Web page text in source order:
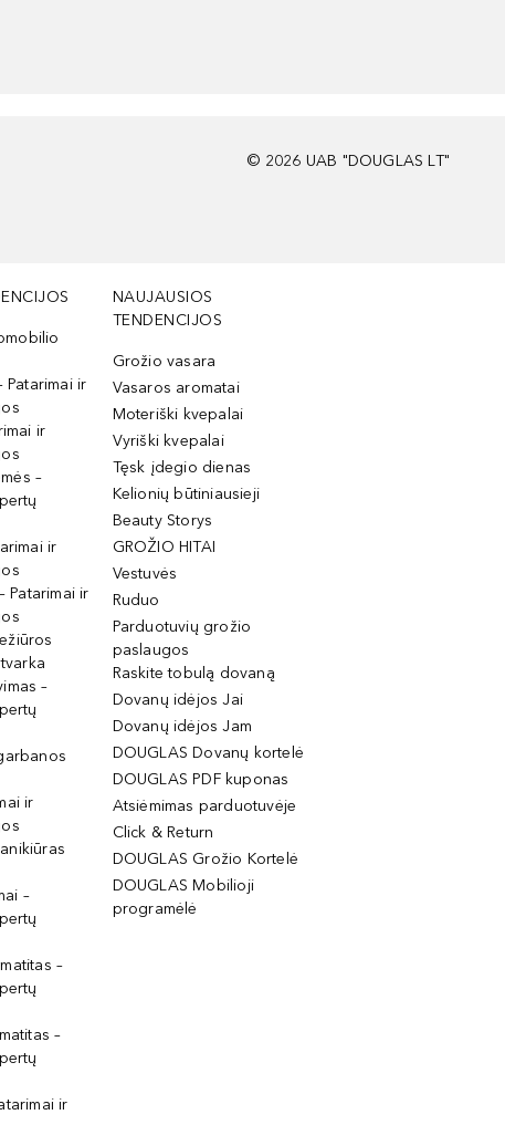
© 2026 UAB "DOUGLAS LT"
Patarimai ir
ir
–
ir
Patarimai ir
–
ir
–
–
–
ir
NAUJAUSIOS
TENDENCIJOS
Grožio vasara
Vasaros aromatai
Moteriški kvepalai
Vyriški kvepalai
Tęsk įdegio dienas
Kelionių būtiniausieji
Beauty Storys
GROŽIO HITAI
Vestuvės
Ruduo
Parduotuvių grožio
paslaugos
Raskite tobulą dovaną
Dovanų idėjos Jai
Dovanų idėjos Jam
DOUGLAS Dovanų kortelė
DOUGLAS PDF kuponas
Atsiėmimas parduotuvėje
Click & Return
DOUGLAS Grožio Kortelė
DOUGLAS Mobilioji
programėlė